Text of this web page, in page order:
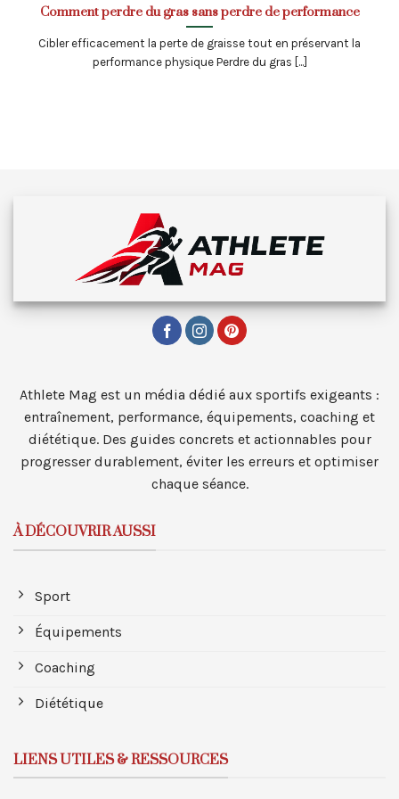
Comment perdre du gras sans perdre de performance
Cibler efficacement la perte de graisse tout en préservant la
performance physique Perdre du gras [...]
Athlete Mag est un média dédié aux sportifs exigeants :
entraînement, performance, équipements, coaching et
diététique. Des guides concrets et actionnables pour
progresser durablement, éviter les erreurs et optimiser
chaque séance.
À DÉCOUVRIR AUSSI
Sport
Équipements
Coaching
Diététique
LIENS UTILES & RESSOURCES